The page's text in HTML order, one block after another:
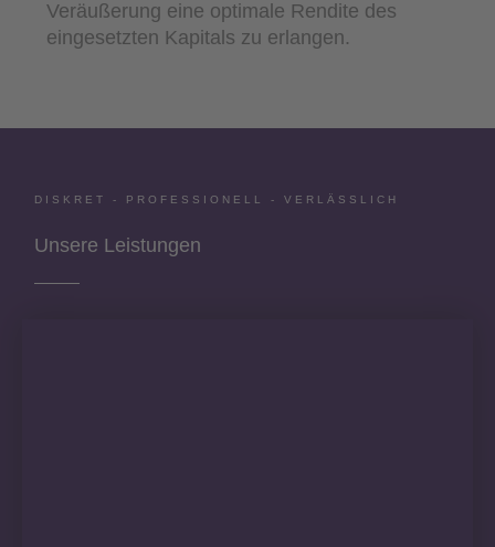
Veräußerung eine optimale Rendite des
eingesetzten Kapitals zu erlangen.
DISKRET - PROFESSIONELL - VERLÄSSLICH
Unsere Leistungen